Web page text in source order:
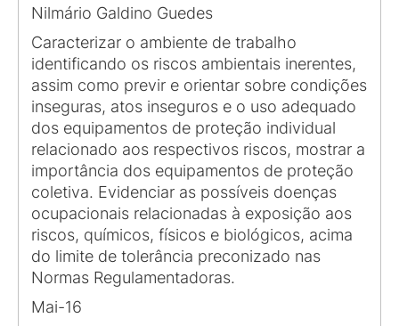
Nilmário Galdino Guedes
Caracterizar o ambiente de trabalho
identificando os riscos ambientais inerentes,
assim como previr e orientar sobre condições
inseguras, atos inseguros e o uso adequado
dos equipamentos de proteção individual
relacionado aos respectivos riscos, mostrar a
importância dos equipamentos de proteção
coletiva. Evidenciar as possíveis doenças
ocupacionais relacionadas à exposição aos
riscos, químicos, físicos e biológicos, acima
do limite de tolerância preconizado nas
Normas Regulamentadoras.
Mai-16